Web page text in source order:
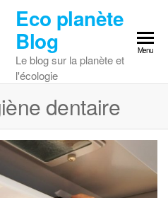
Eco planète
Blog
Le blog sur la planète et
l'écologie
Menu
dentaire